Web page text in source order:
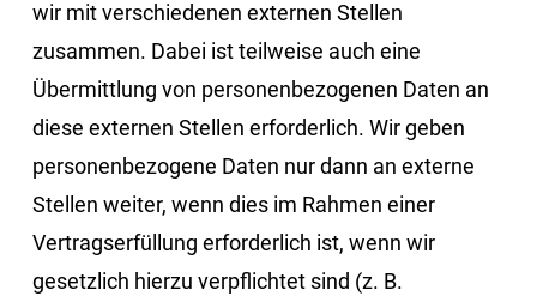
wir mit verschiedenen externen Stellen
zusammen. Dabei ist teilweise auch eine
Übermittlung von personenbezogenen Daten an
diese externen Stellen erforderlich. Wir geben
personenbezogene Daten nur dann an externe
Stellen weiter, wenn dies im Rahmen einer
Vertragserfüllung erforderlich ist, wenn wir
gesetzlich hierzu verpflichtet sind (z. B.